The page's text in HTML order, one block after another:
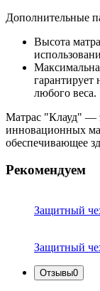
Дополнительные
Высота
гарантирует
любого веса.
Матрас "Клауд" —
инновационных
обеспечивающее
Рекомендуем
Защитный
Защитный
Отзывы0